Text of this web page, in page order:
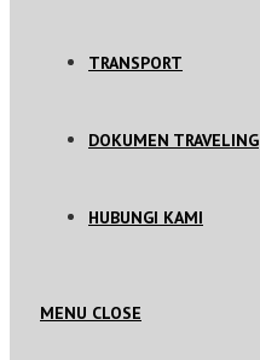
TRANSPORT
DOKUMEN TRAVELING
HUBUNGI KAMI
MENU CLOSE